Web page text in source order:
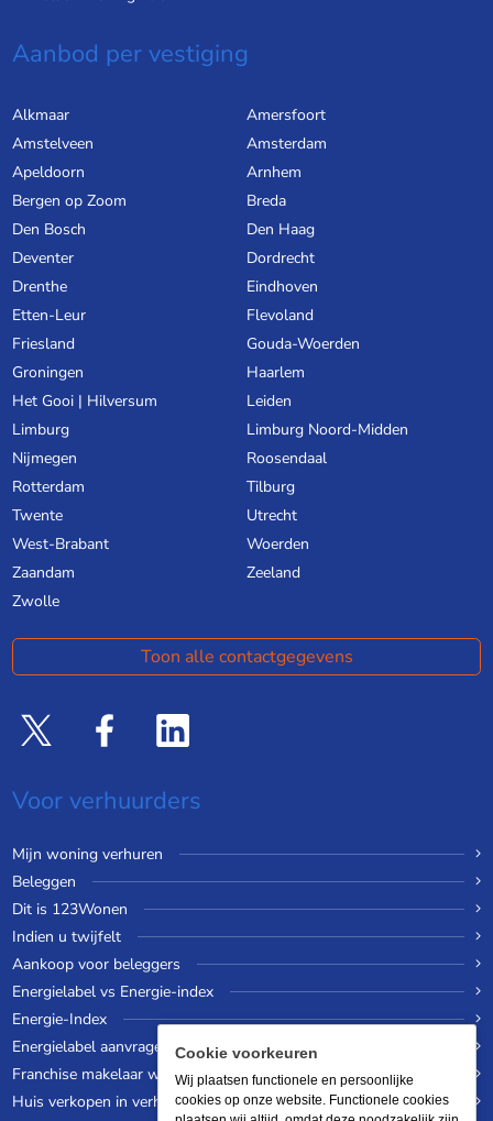
Aanbod per vestiging
Alkmaar
Amersfoort
Amstelveen
Amsterdam
Apeldoorn
Arnhem
Bergen op Zoom
Breda
Den Bosch
Den Haag
Deventer
Dordrecht
Drenthe
Eindhoven
Etten-Leur
Flevoland
Friesland
Gouda-Woerden
Groningen
Haarlem
Het Gooi | Hilversum
Leiden
Limburg
Limburg Noord-Midden
Nijmegen
Roosendaal
Rotterdam
Tilburg
Twente
Utrecht
West-Brabant
Woerden
Zaandam
Zeeland
Zwolle
Toon alle contactgegevens
Voor verhuurders
Mijn woning verhuren
Beleggen
Dit is 123Wonen
Indien u twijfelt
Aankoop voor beleggers
Energielabel vs Energie-index
Energie-Index
Energielabel aanvragen
Franchise makelaar worden
Huis verkopen in verhuurde staat
Cookie voorkeuren
Wij plaatsen functionele en persoonlijke
cookies op onze website. Functionele cookies